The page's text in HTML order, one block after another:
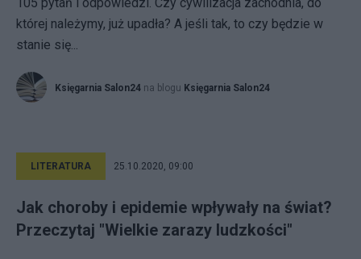
której należymy, już upadła? A jeśli tak, to czy będzie w
stanie się...
Księgarnia Salon24 na blogu Księgarnia Salon24
LITERATURA 25.10.2020, 09:00
Jak choroby i epidemie wpływały na świat?
Przeczytaj "Wielkie zarazy ludzkości"